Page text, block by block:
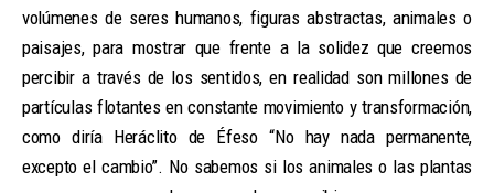
volúmenes de seres humanos, figuras abstractas, animales o
paisajes, para mostrar que frente a la solidez que creemos
percibir a través de los sentidos, en realidad son millones de
partículas flotantes en constante movimiento y transformación,
como diría Heráclito de Éfeso “No hay nada permanente,
excepto el cambio”. No sabemos si los animales o las plantas